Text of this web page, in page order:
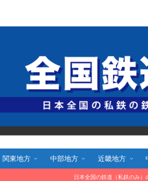
関東地方 中部地方 近畿地方
日本全国の鉄道（私鉄のみ）